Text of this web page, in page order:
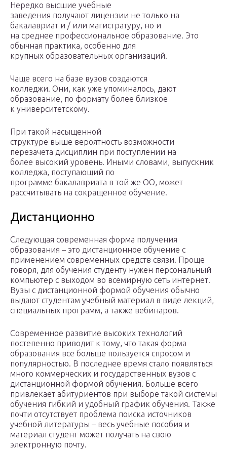
Нередко высшие учебные
заведения получают лицензии не только на
бакалавриат и / или магистратуру, но и
на среднее профессиональное образование. Это
обычная практика, особенно для
крупных образовательных организаций.
Чаще всего на базе вузов создаются
колледжи. Они, как уже упоминалось, дают
образование, по формату более близкое
к университетскому.
При такой насыщенной
структуре выше вероятность возможности
перезачета дисциплин при поступлении на
более высокий уровень. Иными словами, выпускник
колледжа, поступающий по
программе бакалавриата в той же ОО, может
рассчитывать на сокращенное обучение.
Дистанционно
Следующая современная форма получения
образования – это дистанционное обучение с
применением современных средств связи. Проще
говоря, для обучения студенту нужен персональный
компьютер с выходом во всемирную сеть интернет.
Вузы с дистанционной формой обучения обычно
выдают студентам учебный материал в виде лекций,
специальных программ, а также вебинаров.
Современное развитие высоких технологий
постепенно приводит к тому, что такая форма
образования все больше пользуется спросом и
популярностью. В последнее время стало появляться
много коммерческих и государственных вузов с
дистанционной формой обучения. Больше всего
привлекает абитуриентов при выборе такой системы
обучения гибкий и удобный график обучения. Также
почти отсутствует проблема поиска источников
учебной литературы – весь учебные пособия и
материал студент может получать на свою
электронную почту.